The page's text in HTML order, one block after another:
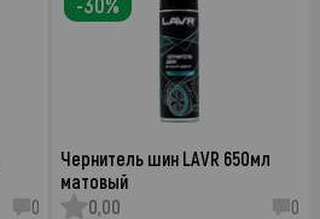
0
Чернитель шин LAVR 650мл
матовый
0,00
0